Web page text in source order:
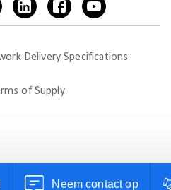
Neem contact op
Delivery Specifications
of Supply